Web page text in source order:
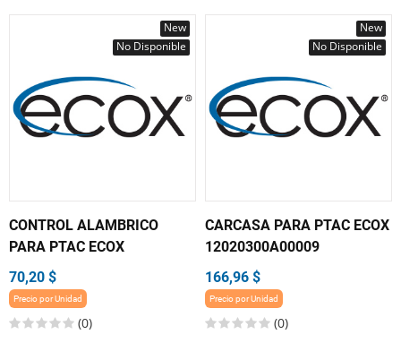
New
No Disponible
CONTROL ALAMBRICO
PARA PTAC ECOX
70,20 $
Precio por Unidad
(0)
New
No Disponible
CARCASA PARA PTAC ECOX
12020300A00009
166,96 $
Precio por Unidad
(0)